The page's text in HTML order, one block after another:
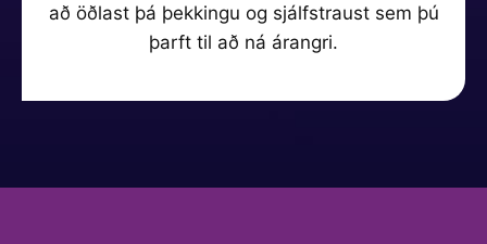
að öðlast þá þekkingu og sjálfstraust sem þú
þarft til að ná árangri.